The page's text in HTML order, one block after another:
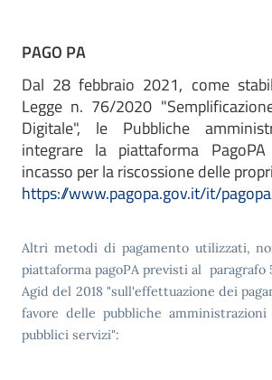
PAGO PA
Dal 28 febbraio 2021, come
Legge n. 76/2020
Digitale", le Pubbliche
integrare la piattaforma
incasso per la riscossione delle
https://www.pagopa.gov.it/it/
Altri metodi di pagamento utilizzati,
piattaforma pagoPA previsti al paragrafo
Agid del 2018 "sull'effettuazione dei
favore delle pubbliche
pubblici servizi":